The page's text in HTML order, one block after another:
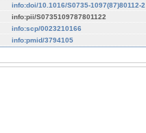
info:doi/10.1016/S0735-1097(87)80112-2
info:pii/S0735109787801122
info:scp/0023210166
info:pmid/3794105